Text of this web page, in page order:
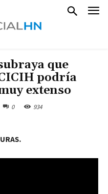
que
podría
extenso
0 934